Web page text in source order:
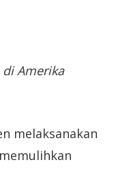
Amerika
melaksanakan